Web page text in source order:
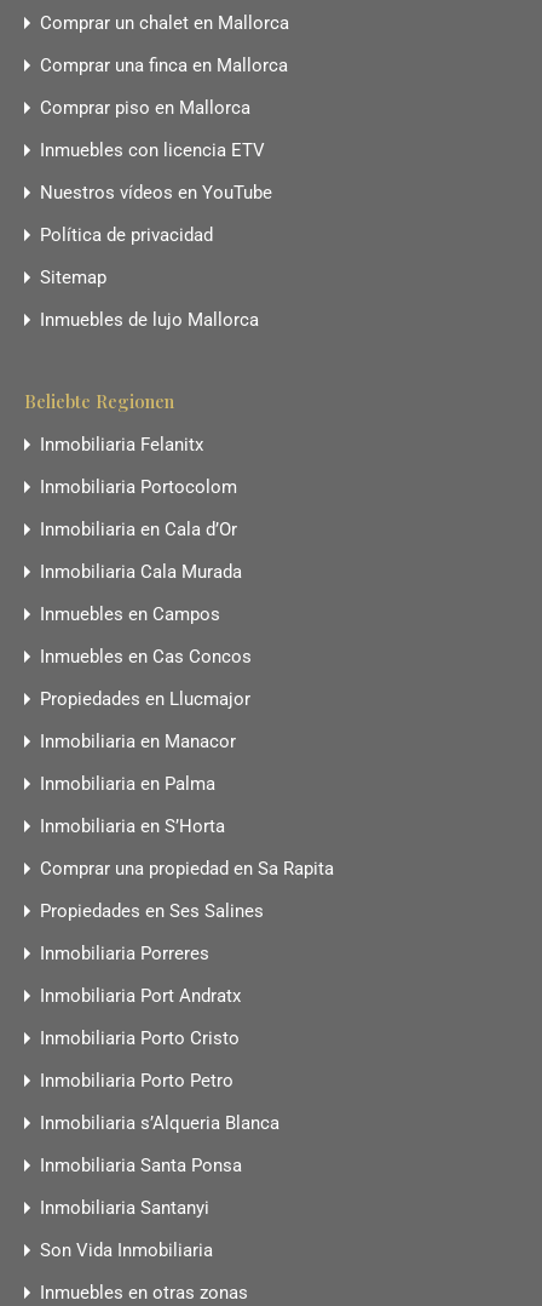
Comprar un chalet en Mallorca
Comprar una finca en Mallorca
Comprar piso en Mallorca
Inmuebles con licencia ETV
Nuestros vídeos en YouTube
Política de privacidad
Sitemap
Inmuebles de lujo Mallorca
Beliebte Regionen
Inmobiliaria Felanitx
Inmobiliaria Portocolom
Inmobiliaria en Cala d’Or
Inmobiliaria Cala Murada
Inmuebles en Campos
Inmuebles en Cas Concos
Propiedades en Llucmajor
Inmobiliaria en Manacor
Inmobiliaria en Palma
Inmobiliaria en S’Horta
Comprar una propiedad en Sa Rapita
Propiedades en Ses Salines
Inmobiliaria Porreres
Inmobiliaria Port Andratx
Inmobiliaria Porto Cristo
Inmobiliaria Porto Petro
Inmobiliaria s’Alqueria Blanca
Inmobiliaria Santa Ponsa
Inmobiliaria Santanyi
Son Vida Inmobiliaria
Inmuebles en otras zonas